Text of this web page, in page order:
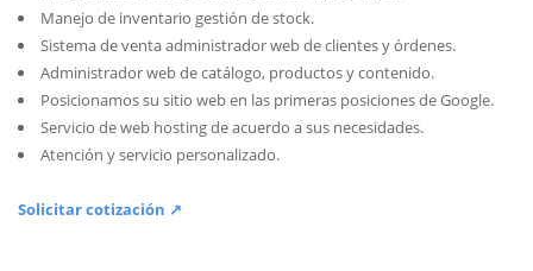
Manejo de inventario gestión de stock.
Sistema de venta administrador web de clientes y órdenes.
Administrador web de catálogo, productos y contenido.
Posicionamos su sitio web en las primeras posiciones de Google.
Servicio de web hosting de acuerdo a sus necesidades.
Atención y servicio personalizado.
Solicitar cotización ↗